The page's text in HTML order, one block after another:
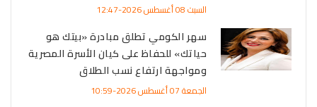
السبت 08 أغسطس 2026-12:47
سهر الكومي تطلق مبادرة «بيتك هو
حياتك» للحفاظ على كيان الأسرة المصرية
ومواجهة ارتفاع نسب الطلاق
الجمعة 07 أغسطس 2026-10:59